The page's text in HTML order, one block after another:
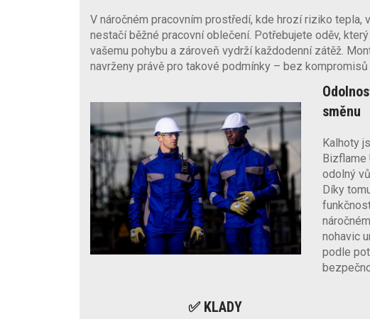
V náročném pracovním prostředí, kde hrozí riziko tepla,
nestačí běžné pracovní oblečení. Potřebujete oděv,
vašemu pohybu a zároveň vydrží každodenní zátěž.
navrženy právě pro takové podmínky – bez kompromisů
směnu
Kalhoty
Bizflame
odolný
Díky
nohavic
podle
✅ KLADY